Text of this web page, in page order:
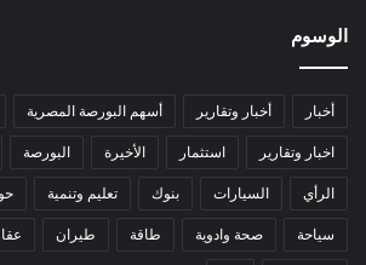
الوسوم
أخبار أخبار وتقارير أسهم البورصة المصرية
اخبار وتقارير استثمار الأخيرة البورصة
الرأي السيارات بنوك تعليم وتنمية
سياحة صحة وادوية طاقة طيران